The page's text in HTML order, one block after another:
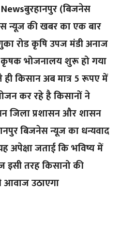
(बिजनेस
न्यूज की खबर का एक बार
रोड कृषि उपज मंडी अनाज
कृषक भोजनालय शुरू हो गया
किसान अब मात्र 5 रूपए में
कर रहे है किसानों ने
जिला प्रशासन और शासन
बिजनेस न्यूज का धन्यवाद
अपेक्षा जताई कि भविष्य में
इसी तरह किसानो की
उठाएगा